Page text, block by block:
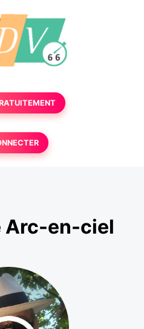
Arc-en-ciel